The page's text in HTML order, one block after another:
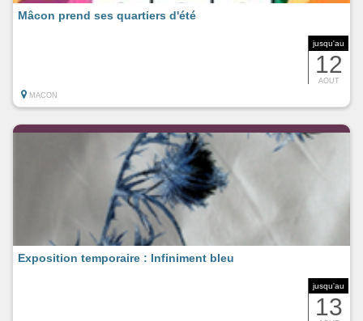
jusqu'au
12
AOUT
Mâcon prend ses quartiers d'été
MACON
jusqu'au
13
Exposition temporaire : Infiniment bleu